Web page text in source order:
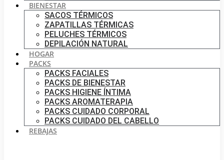
BIENESTAR
SACOS TÉRMICOS
ZAPATILLAS TÉRMICAS
PELUCHES TÉRMICOS
DEPILACIÓN NATURAL
HOGAR
PACKS
PACKS FACIALES
PACKS DE BIENESTAR
PACKS HIGIENE ÍNTIMA
PACKS AROMATERAPIA
PACKS CUIDADO CORPORAL
PACKS CUIDADO DEL CABELLO
REBAJAS